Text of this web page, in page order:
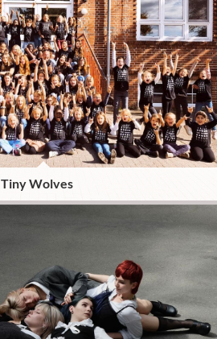
Tiny Wolves